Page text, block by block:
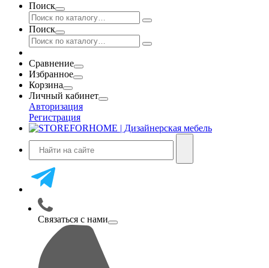
Поиск
Поиск
Сравнение
Избранное
Корзина
Личный кабинет
Авторизация
Регистрация
Связаться с нами